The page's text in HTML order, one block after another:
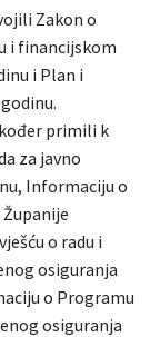
Zakon o
i financijskom
i Plan i
primili k
za javno
Informaciju o
o radu i
osiguranja
o Programu
osiguranja